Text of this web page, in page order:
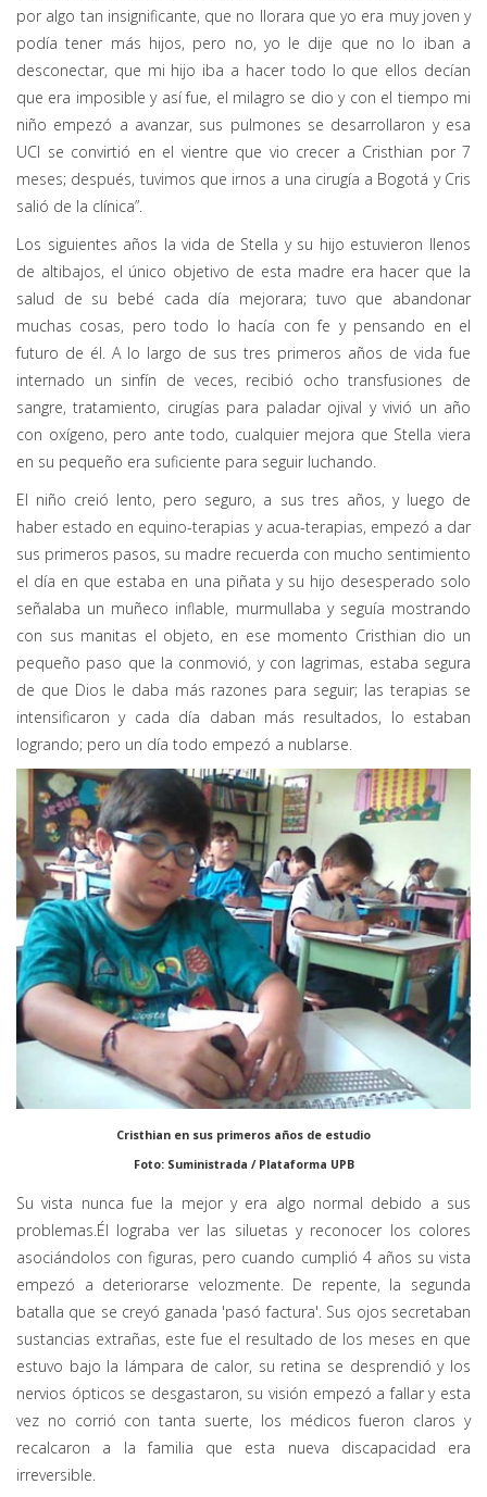
por algo tan insignificante, que no llorara que yo era muy joven y
podía tener más hijos, pero no, yo le dije que no lo iban a
desconectar, que mi hijo iba a hacer todo lo que ellos decían
que era imposible y así fue, el milagro se dio y con el tiempo mi
niño empezó a avanzar, sus pulmones se desarrollaron y esa
UCI se convirtió en el vientre que vio crecer a Cristhian por 7
meses; después, tuvimos que irnos a una cirugía a Bogotá y Cris
salió de la clínica”.
Los siguientes años la vida de Stella y su hijo estuvieron llenos
de altibajos, el único objetivo de esta madre era hacer que la
salud de su bebé cada día mejorara; tuvo que abandonar
muchas cosas, pero todo lo hacía con fe y pensando en el
futuro de él. A lo largo de sus tres primeros años de vida fue
internado un sinfín de veces, recibió ocho transfusiones de
sangre, tratamiento, cirugías para paladar ojival y vivió un año
con oxígeno, pero ante todo, cualquier mejora que Stella viera
en su pequeño era suficiente para seguir luchando.
El niño creió lento, pero seguro, a sus tres años, y luego de
haber estado en equino-terapias y acua-terapias, empezó a dar
sus primeros pasos, su madre recuerda con mucho sentimiento
el día en que estaba en una piñata y su hijo desesperado solo
señalaba un muñeco inflable, murmullaba y seguía mostrando
con sus manitas el objeto, en ese momento Cristhian dio un
pequeño paso que la conmovió, y con lagrimas, estaba segura
de que Dios le daba más razones para seguir; las terapias se
intensificaron y cada día daban más resultados, lo estaban
logrando; pero un día todo empezó a nublarse.
Cristhian en sus primeros años de estudio
Foto: Suministrada / Plataforma UPB
Su vista nunca fue la mejor y era algo normal debido a sus
problemas.Él lograba ver las siluetas y reconocer los colores
asociándolos con figuras, pero cuando cumplió 4 años su vista
empezó a deteriorarse velozmente. De repente, la segunda
batalla que se creyó ganada 'pasó factura'. Sus ojos secretaban
sustancias extrañas, este fue el resultado de los meses en que
estuvo bajo la lámpara de calor, su retina se desprendió y los
nervios ópticos se desgastaron, su visión empezó a fallar y esta
vez no corrió con tanta suerte, los médicos fueron claros y
recalcaron a la familia que esta nueva discapacidad era
irreversible.